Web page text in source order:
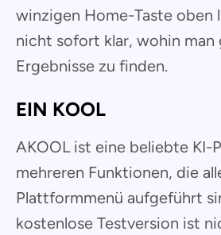
winzigen Home-Taste oben
nicht sofort klar, wohin man
Ergebnisse zu finden.
EIN KOOL
AKOOL ist eine beliebte KI-
mehreren Funktionen, die
Plattformmenü aufgeführt
kostenlose Testversion ist